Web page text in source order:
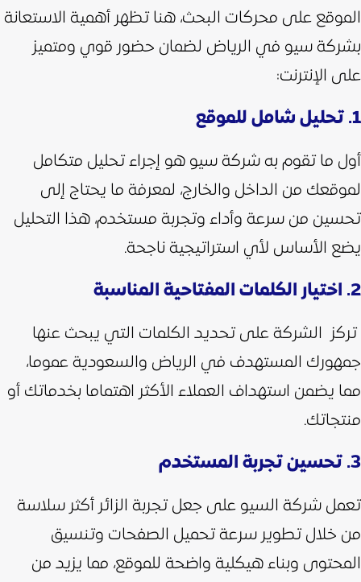
الموقع على محركات البحث، هنا تظهر أهمية الاستعانة
بشركة سيو في الرياض لضمان حضور قوي ومتميز
على الإنترنت:
1. تحليل شامل للموقع
أول ما تقوم به شركة سيو هو إجراء تحليل متكامل
لموقعك من الداخل والخارج، لمعرفة ما يحتاج إلى
تحسين من سرعة وأداء وتجربة مستخدم، هذا التحليل
يضع الأساس لأي استراتيجية ناجحة.
2. اختيار الكلمات المفتاحية المناسبة
تركز الشركة على تحديد الكلمات التي يبحث عنها
جمهورك المستهدف في الرياض والسعودية عموما،
مما يضمن استهداف العملاء الأكثر اهتماما بخدماتك أو
منتجاتك.
3. تحسين تجربة المستخدم
تعمل شركة السيو على جعل تجربة الزائر أكثر سلاسة
من خلال تطوير سرعة تحميل الصفحات وتنسيق
المحتوى وبناء هيكلية واضحة للموقع، مما يزيد من